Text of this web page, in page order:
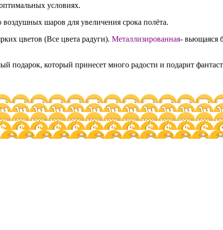
условиях.
шаров для увеличения срока полёта.
цветов (Все цвета радуги). Металлизированная- вьющаяся
который принесет много радости и подарит